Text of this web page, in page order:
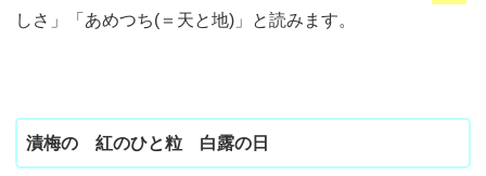
しさ」「あめつち(＝天と地)」と読みます。
漬梅の 紅のひと粒 白露の日